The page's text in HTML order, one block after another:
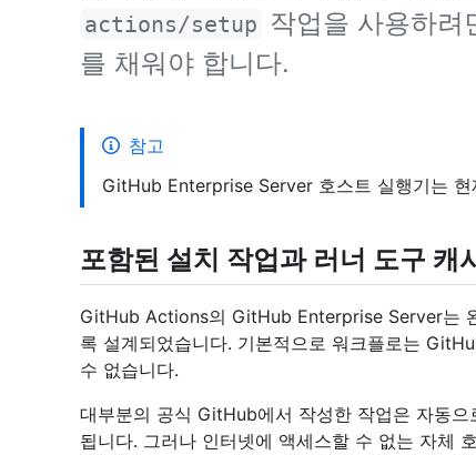
actions/setup 작업을 사용하려
를 채워야 합니다.
참고
GitHub Enterprise Server 호스트 실행기는
포함된 설치 작업과 러너 도구 캐
GitHub Actions의 GitHub Enterprise Server는
록 설계되었습니다. 기본적으로 워크플로는
수 없습니다.
대부분의 공식 GitHub에서 작성한 작업은 자동
됩니다. 그러나 인터넷에 액세스할 수 없는 자체